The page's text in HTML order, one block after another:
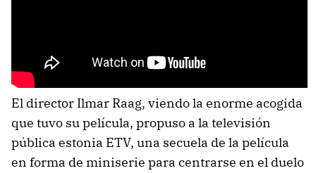
El director Ilmar Raag, viendo la enorme acogida
que tuvo su película, propuso a la televisión
pública estonia ETV, una secuela de la película
en forma de miniserie para centrarse en el duelo